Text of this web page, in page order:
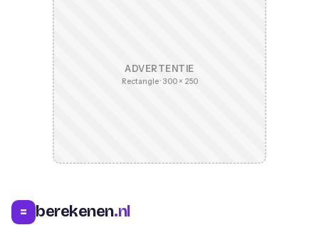
ADVERTENTIE
Rectangle · 300 × 250
= berekenen.nl